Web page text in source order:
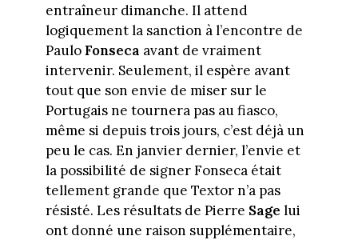
entraîneur dimanche. Il attend
logiquement la sanction à l’encontre de
PauloFonseca avant de vraiment
intervenir. Seulement, il espère avant
tout que son envie de miser sur le
Portugais ne tournera pas au fiasco,
même si depuis trois jours, c’est déjà un
peu le cas. En janvier dernier, l’envie et
la possibilité de signer Fonseca était
tellement grande que Textor n’a pas
résisté. Les résultats de Pierre Sage lui
ont donné une raison supplémentaire,